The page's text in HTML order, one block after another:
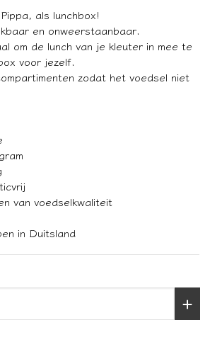
als lunchbox!
en onweerstaanbaar.
om de lunch van je kleuter in mee te
voor jezelf.
zodat het voedsel niet
van voedselkwaliteit
in Duitsland